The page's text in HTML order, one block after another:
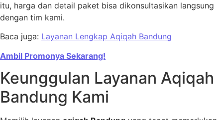
itu, harga dan detail paket bisa dikonsultasikan langsung
dengan tim kami.
Baca juga: Layanan Lengkap Aqiqah Bandung
Ambil Promonya Sekarang!
Keunggulan Layanan Aqiqah
Bandung Kami